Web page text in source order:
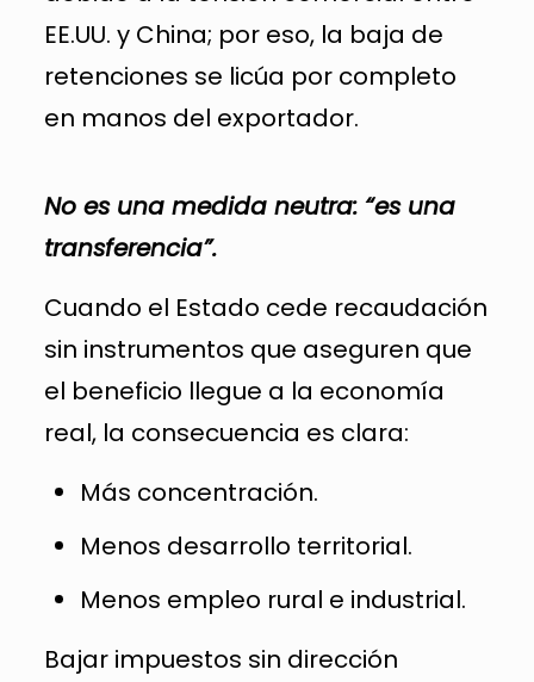
EE.UU. y China; por eso, la baja de
retenciones se licúa por completo
en manos del exportador.
No es una medida neutra: “es una
transferencia”.
Cuando el Estado cede recaudación
sin instrumentos que aseguren que
el beneficio llegue a la economía
real, la consecuencia es clara:
Más concentración.
Menos desarrollo territorial.
Menos empleo rural e industrial.
Bajar impuestos sin dirección